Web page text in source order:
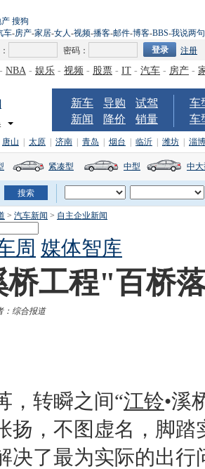
搜狗
车-房产-家居-女人-视频-播客-邮件-博客-BBS-我说两句
密码： 注册
- NBA - 娱乐 - 视频 - 股票 - IT - 汽车 - 房产 -
新车 导购
试驾
新闻
降价 销量
车
车
唐山 太原 济南 青岛 烟台 临沂 潍坊 淄博
紧凑型 中型 中
> 汽车新闻 > 自主企业新闻
周 媒体智库
桥工程"百桥
：综合报道
转瞬之间“江铃•溪
扬，不图虚名，脚
决了最为实际的出